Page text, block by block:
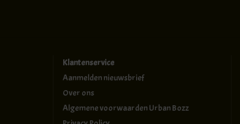
Klantenservice
Aanmelden nieuwsbrief
Over ons
Algemene voorwaarden Urban Bozz